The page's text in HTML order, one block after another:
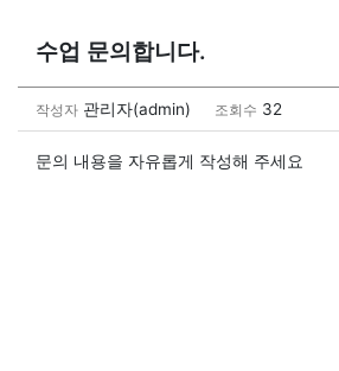
수업 문의합니다.
작성자 관리자(admin) 조회수 32
문의 내용을 자유롭게 작성해 주세요